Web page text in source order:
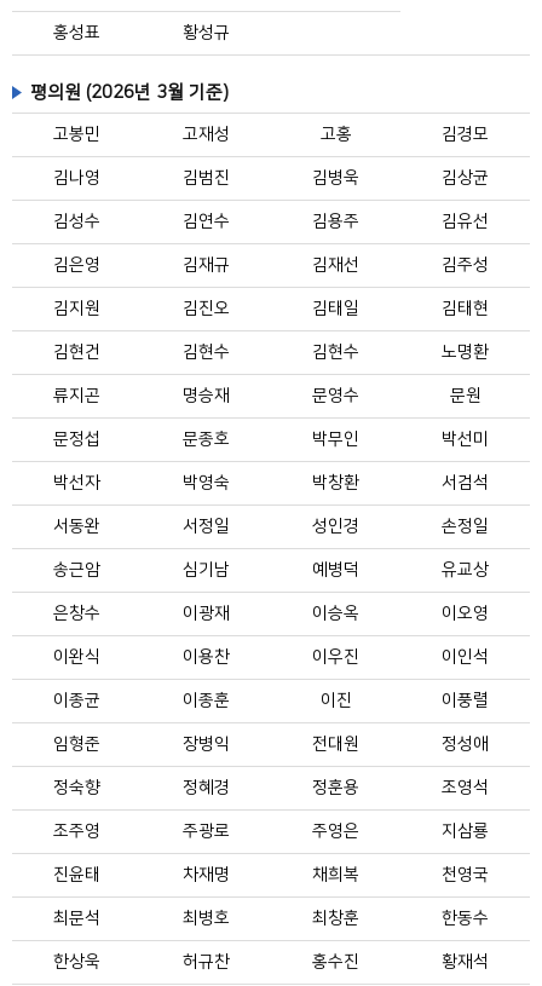
홍성표 황성규
평의원 (2026년 3월 기준)
고봉민 고재성 고홍 김경모
김나영 김범진 김병욱 김상균
김성수 김연수 김용주 김유선
김은영 김재규 김재선 김주성
김지원 김진오 김태일 김태현
김현건 김현수 김현수 노명환
류지곤 명승재 문영수 문원
문정섭 문종호 박무인 박선미
박선자 박영숙 박창환 서검석
서동완 서정일 성인경 손정일
송근암 심기남 예병덕 유교상
은창수 이광재 이승옥 이오영
이완식 이용찬 이우진 이인석
이종균 이종훈 이진 이풍렬
임형준 장병익 전대원 정성애
정숙향 정혜경 정훈용 조영석
조주영 주광로 주영은 지삼룡
진윤태 차재명 채희복 천영국
최문석 최병호 최창훈 한동수
한상욱 허규찬 홍수진 황재석